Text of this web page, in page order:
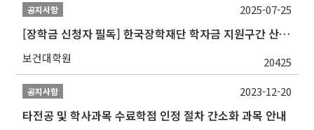
공지사항
[장학금 신청자 필독] 한국장학재단 학자금 지원구간 산정 권고
보건대학원 20425
2025-07-25
공지사항
타전공 및 학사과목 수료학점 인정 절차 간소화 과목 안내
2023-12-20